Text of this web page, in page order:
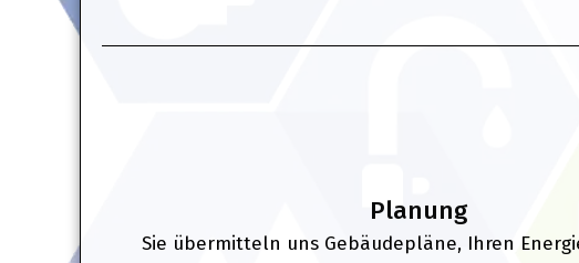
Planung
Sie übermitteln uns Gebäudepläne, Ihren